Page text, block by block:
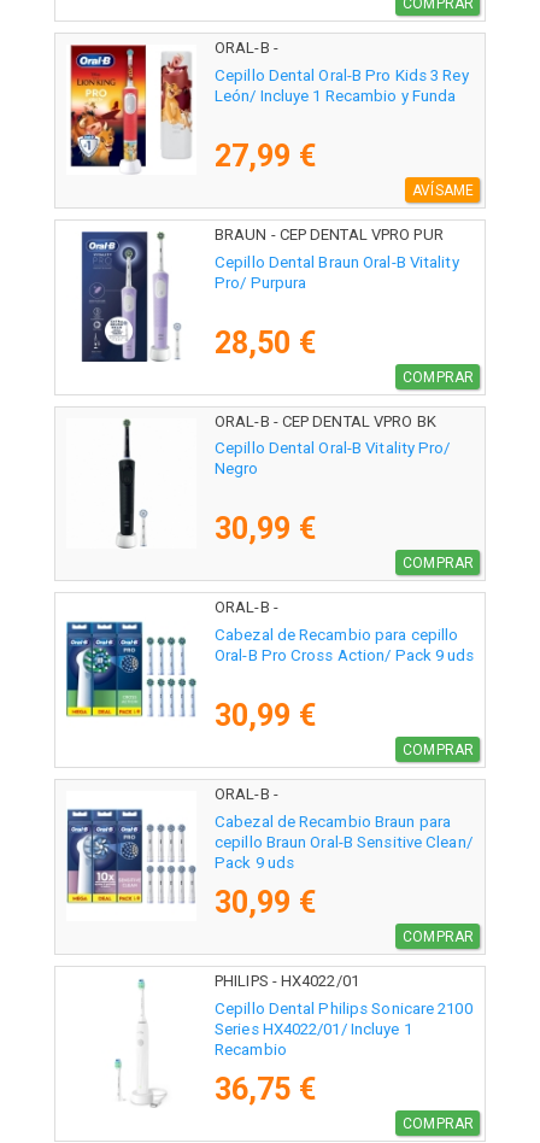
COMPRAR
ORAL-B -
Cepillo Dental Oral-B Pro Kids 3 Rey
León/ Incluye 1 Recambio y Funda
27,99 €
AVÍSAME
BRAUN - CEP DENTAL VPRO PUR
Cepillo Dental Braun Oral-B Vitality
Pro/ Purpura
28,50 €
COMPRAR
ORAL-B - CEP DENTAL VPRO BK
Cepillo Dental Oral-B Vitality Pro/
Negro
30,99 €
COMPRAR
ORAL-B -
Cabezal de Recambio para cepillo
Oral-B Pro Cross Action/ Pack 9 uds
30,99 €
COMPRAR
ORAL-B -
Cabezal de Recambio Braun para
cepillo Braun Oral-B Sensitive Clean/
Pack 9 uds
30,99 €
COMPRAR
PHILIPS - HX4022/01
Cepillo Dental Philips Sonicare 2100
Series HX4022/01/ Incluye 1
Recambio
36,75 €
COMPRAR